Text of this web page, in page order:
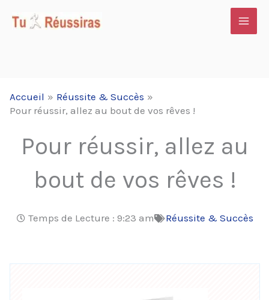
Accueil
Réussite & Succès
Pour réussir, allez au bout de vos rêves !
Pour réussir, allez au
bout de vos rêves !
Temps de Lecture : 9:23 am Réussite & Succès